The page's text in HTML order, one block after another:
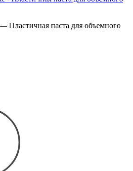
Пластичная паста для объемного